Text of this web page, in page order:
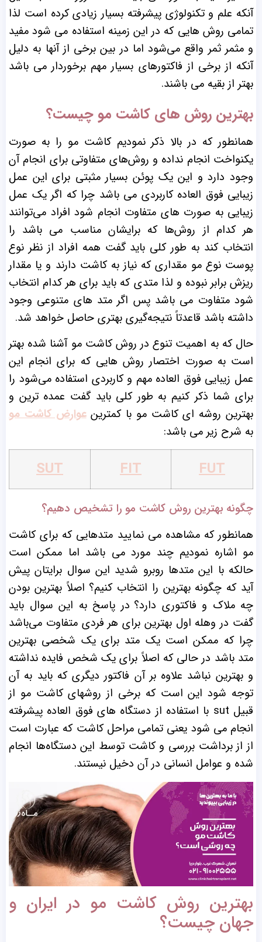
آنکه علم و تکنولوژی پیشرفته بسیار زیادی کرده است لذا
تمامی روش هایی که در این زمینه استفاده می شود مفید
و مثمر ثمر واقع می‌شود اما در بین برخی از آنها به دلیل
آنکه از برخی از فاکتورهای بسیار مهم برخوردار می باشد
بهتر از بقیه می باشند.
بهترین روش های کاشت مو چیست؟
همانطور که در بالا ذکر نمودیم کاشت مو را به صورت
یکنواخت انجام نداده و روش‌های متفاوتی برای انجام آن
وجود دارد و این یک پوئن بسیار مثبتی برای این عمل
زیبایی فوق العاده کاربردی می باشد چرا که اگر یک عمل
زیبایی به صورت های متفاوت انجام شود افراد می‌توانند
هر کدام از روش‌ها که برایشان مناسب می باشد را
انتخاب کند به طور کلی باید گفت همه افراد از نظر نوع
پوست نوع مو مقداری که نیاز به کاشت دارند و یا مقدار
ریزش برابر نبوده و لذا متدی که باید برای هر کدام انتخاب
شود متفاوت می باشد پس اگر متد های متنوعی وجود
داشته باشد قاعدتاً نتیجه‌گیری بهتری حاصل خواهد شد.
حال که به اهمیت تنوع در روش کاشت مو آشنا شده بهتر
است به صورت اختصار روش هایی که برای انجام این
عمل زیبایی فوق العاده مهم و کاربردی استفاده می‌شود را
برای شما ذکر کنیم به طور کلی باید گفت عمده ترین و
بهترین روشه ای کاشت مو با کمترینعوارض کاشت مو
به شرح زیر می باشد:
FUT
FIT
SUT
چگونه بهترین روش کاشت مو را تشخیص دهیم؟
همانطور که مشاهده می نمایید متدهایی که برای کاشت
مو اشاره نمودیم چند مورد می باشد اما ممکن است
حالکه با این متدها روبرو شدید این سوال برایتان پیش
آید که چگونه بهترین را انتخاب کنیم؟ اصلاً بهترین بودن
چه ملاک و فاکتوری دارد؟ در پاسخ به این سوال باید
گفت در وهله اول بهترین برای هر فردی متفاوت می‌باشد
چرا که ممکن است یک متد برای یک شخصی بهترین
متد باشد در حالی که اصلاً برای یک شخص فایده نداشته
و بهترین نباشد علاوه بر آن فاکتور دیگری که باید به آن
توجه شود این است که برخی از روشهای کاشت مو از
قبیل sut با استفاده از دستگاه های فوق العاده پیشرفته
انجام می شود یعنی تمامی مراحل کاشت که عبارت است
از از برداشت بررسی و کاشت توسط این دستگاه‌ها انجام
شده و عوامل انسانی در آن دخیل نیستند.
بهترین روش کاشت مو در ایران و
جهان چیست؟